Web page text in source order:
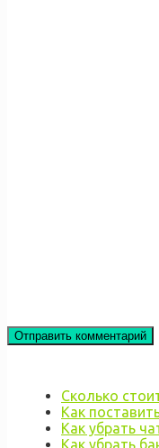
Сколько
Как
Как убрать
Как убрать